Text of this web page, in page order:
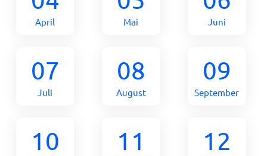
April Mai Juni
07
Juli
08
August
09
September
10 11 12